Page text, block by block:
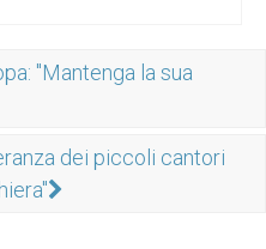
"Mantenga la sua
dei piccoli cantori